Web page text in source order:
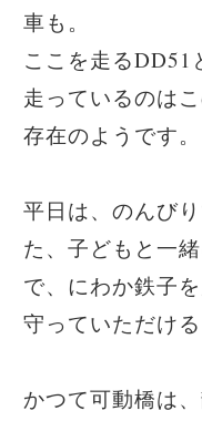
車も。
ここを走るDD51
走っているのは
存在のようです。
平日は、のんび
た、子どもと一
で、にわか鉄子
守っていただける
かつて可動橋は